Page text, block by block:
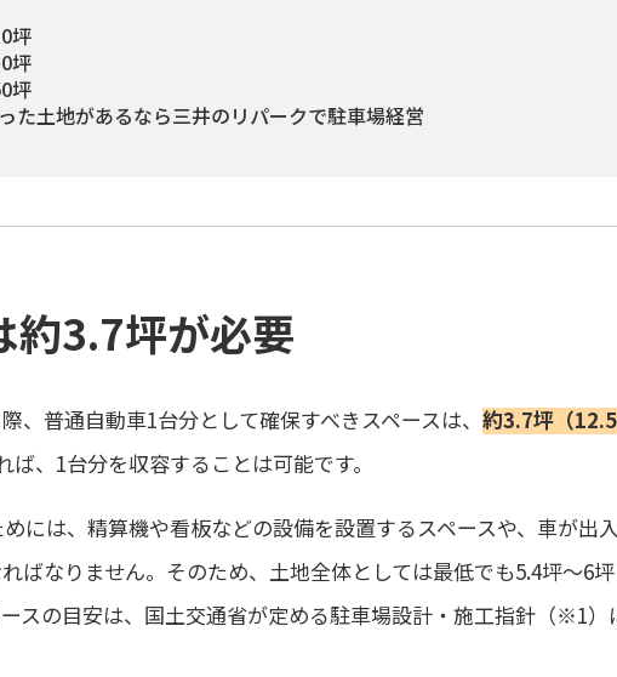
坪
坪
坪
た土地があるなら三井のリパークで駐車場経営
約3.7坪が必要
、普通自動車1台分として確保すべきスペースは、 約3.7坪（
、1台分を収容することは可能です。
には、精算機や看板などの設備を設置するスペースや、車が出
ばなりません。そのため、土地全体としては最低でも5.4坪～6
スの目安は、国土交通省が定める駐車場設計・施工指針（※1）